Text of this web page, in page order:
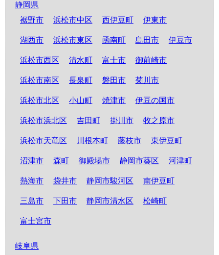
静岡県
裾野市
浜松市中区 西伊豆町 伊東市
湖西市 浜松市東区 函南町 島田市 伊豆市
浜松市西区 清水町 富士市 御前崎市
浜松市南区 長泉町 磐田市 菊川市
浜松市北区 小山町 焼津市 伊豆の国市
浜松市浜北区 吉田町 掛川市 牧之原市
浜松市天竜区 川根本町 藤枝市 東伊豆町
沼津市 森町 御殿場市 静岡市葵区 河津町
熱海市 袋井市 静岡市駿河区 南伊豆町
三島市 下田市 静岡市清水区 松崎町
富士宮市
岐阜県